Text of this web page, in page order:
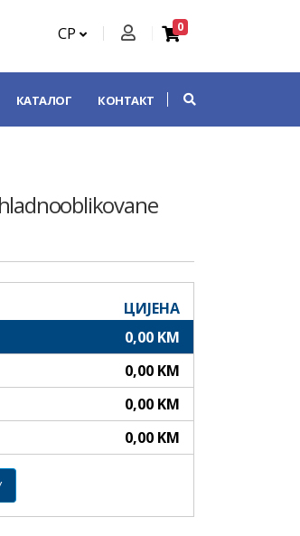
СР 0
КАТАЛОГ КОНТАКТ
ЦИЈЕНА
0,00 KM
0,00 KM
0,00 KM
0,00 KM